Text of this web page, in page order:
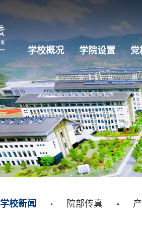
学校概况 学院设置 党
学校新闻 院部传真